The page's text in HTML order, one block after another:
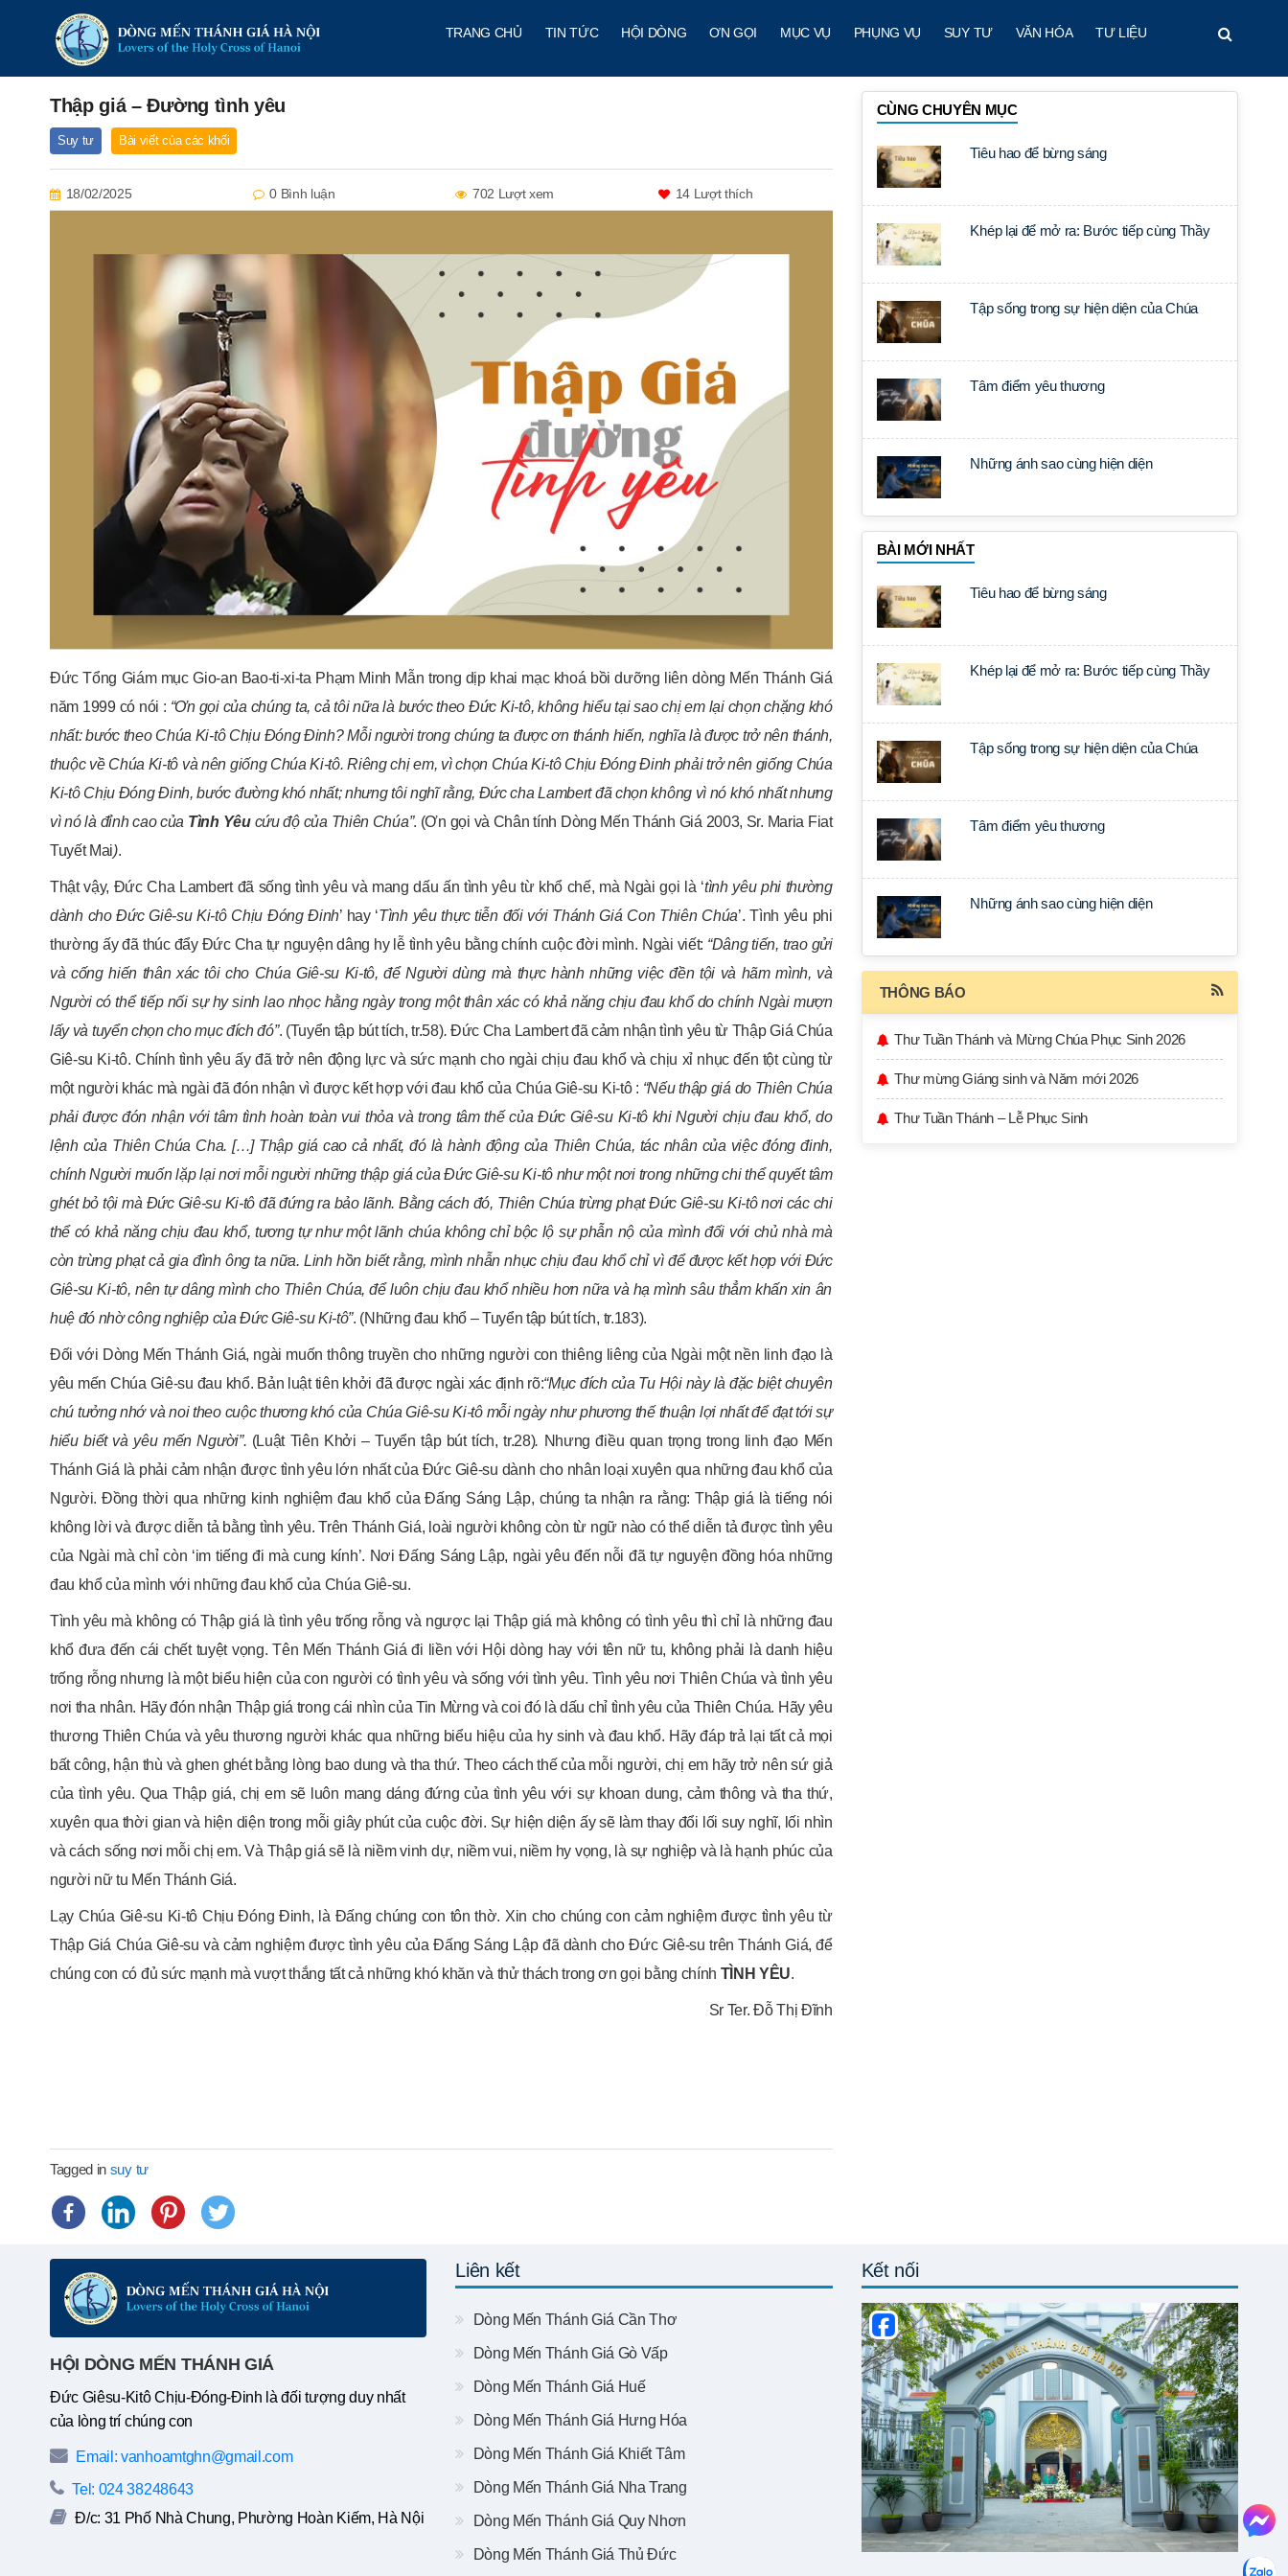
TRANG CHỦ TIN TỨC HỘI DÒNG ƠN GỌI MỤC VỤ PHỤNG VỤ SUY TƯ VĂN HÓA TƯ LIỆU
Thập giá – Đường tình yêu
Suy tư Bài viết của các khối
18/02/2025 0 Bình luận 702 Lượt xem 14 Lượt thích
Đức Tổng Giám mục Gio-an Bao-ti-xi-ta Phạm Minh Mẫn trong dịp khai mạc khoá bồi dưỡng liên dòng Mến Thánh Giá
năm 1999 có nói : “Ơn gọi của chúng ta, cả tôi nữa là bước theo Đức Ki-tô, không hiểu tại sao chị em lại chọn chặng khó
nhất: bước theo Chúa Ki-tô Chịu Đóng Đinh? Mỗi người trong chúng ta được ơn thánh hiến, nghĩa là được trở nên thánh,
thuộc về Chúa Ki-tô và nên giống Chúa Ki-tô. Riêng chị em, vì chọn Chúa Ki-tô Chịu Đóng Đinh phải trở nên giống Chúa
Ki-tô Chịu Đóng Đinh, bước đường khó nhất; nhưng tôi nghĩ rằng, Đức cha Lambert đã chọn không vì nó khó nhất nhưng
vì nó là đỉnh cao của Tình Yêucứu độ của Thiên Chúa”. (Ơn gọi và Chân tính Dòng Mến Thánh Giá 2003, Sr. Maria Fiat
Tuyết Mai).
Thật vậy, Đức Cha Lambert đã sống tình yêu và mang dấu ấn tình yêu từ khổ chế, mà Ngài gọi là ‘tình yêu phi thường
dành cho Đức Giê-su Ki-tô Chịu Đóng Đinh’ hay ‘Tình yêu thực tiễn đối với Thánh Giá Con Thiên Chúa’. Tình yêu phi
thường ấy đã thúc đẩy Đức Cha tự nguyện dâng hy lễ tình yêu bằng chính cuộc đời mình. Ngài viết: “Dâng tiến, trao gửi
và cống hiến thân xác tôi cho Chúa Giê-su Ki-tô, để Người dùng mà thực hành những việc đền tội và hãm mình, và
Người có thể tiếp nối sự hy sinh lao nhọc hằng ngày trong một thân xác có khả năng chịu đau khổ do chính Ngài mượn
lấy và tuyển chọn cho mục đích đó”. (Tuyển tập bút tích, tr.58). Đức Cha Lambert đã cảm nhận tình yêu từ Thập Giá Chúa
Giê-su Ki-tô. Chính tình yêu ấy đã trở nên động lực và sức mạnh cho ngài chịu đau khổ và chịu xỉ nhục đến tột cùng từ
một người khác mà ngài đã đón nhận vì được kết hợp với đau khổ của Chúa Giê-su Ki-tô : “Nếuthập giá do Thiên Chúa
phảiđượcđón nhận với tâm tìnhhoàn toàn vui thỏa và trong tâm thế của Đức Giê-su Ki-tô khi Người chịu đau khổ,do
lệnh của Thiên Chúa Cha. […] Thập giá cao cả nhất, đó là hành động của Thiên Chúa, tác nhân của việc đóng đinh,
chính Người muốn lặp lạinơimỗi ngườinhững thập giá củaĐứcGiê-su Ki-tô như một nơi trong những chi thể quyết tâm
ghét bỏ tội mà ĐứcGiê-su Ki-tô đã đứng ra bảo lãnh. Bằng cách đó, Thiên Chúa trừng phạt ĐứcGiê-su Ki-tônơi các chi
thể có khả năng chịu đau khổ,tương tựnhư một lãnh chúakhông chỉ bộc lộ sựphẫn nộ của mình đối với chủ nhà mà
còntrừng phạtcả gia đìnhông ta nữa. Linh hồn biết rằng, mình nhẫn nhục chịu đau khổ chỉvìđể được kết hợp với Đức
Giê-su Ki-tô, nên tựdâng mình cho Thiên Chúa,để luôn chịu đau khổ nhiều hơn nữa và hạ mình sâu thẳm khấn xin ân
huệ đó nhờ công nghiệp của ĐứcGiê-su Ki-tô”. (Những đau khổ – Tuyển tập bút tích, tr.183).
Đối với Dòng Mến Thánh Giá, ngài muốn thông truyền cho những người con thiêng liêng của Ngài một nền linh đạo là
yêu mến Chúa Giê-su đau khổ. Bản luật tiên khởi đã được ngài xác định rõ:“Mục đích của Tu Hội này là đặc biệt chuyên
chú tưởng nhớ và noi theo cuộc thương khó của Chúa Giê-su Ki-tô mỗi ngày như phương thế thuận lợi nhất để đạt tới sự
hiểu biết và yêu mến Người”. (Luật Tiên Khởi – Tuyển tập bút tích, tr.28). Nhưng điều quan trọng trong linh đạo Mến
Thánh Giá là phải cảm nhận được tình yêu lớn nhất của Đức Giê-su dành cho nhân loại xuyên qua những đau khổ của
Người. Đồng thời qua những kinh nghiệm đau khổ của Đấng Sáng Lập, chúng ta nhận ra rằng: Thập giá là tiếng nói
không lời và được diễn tả bằng tình yêu. Trên Thánh Giá, loài người không còn từ ngữ nào có thể diễn tả được tình yêu
của Ngài mà chỉ còn ‘im tiếng đi mà cung kính’. Nơi Đấng Sáng Lập, ngài yêu đến nỗi đã tự nguyện đồng hóa những
đau khổ của mình với những đau khổ của Chúa Giê-su.
Tình yêu mà không có Thập giá là tình yêu trống rỗng và ngược lại Thập giá mà không có tình yêu thì chỉ là những đau
khổ đưa đến cái chết tuyệt vọng. Tên Mến Thánh Giá đi liền với Hội dòng hay với tên nữ tu, không phải là danh hiệu
trống rỗng nhưng là một biểu hiện của con người có tình yêu và sống với tình yêu. Tình yêu nơi Thiên Chúa và tình yêu
nơi tha nhân. Hãy đón nhận Thập giá trong cái nhìn của Tin Mừng và coi đó là dấu chỉ tình yêu của Thiên Chúa. Hãy yêu
thương Thiên Chúa và yêu thương người khác qua những biểu hiệu của hy sinh và đau khổ. Hãy đáp trả lại tất cả mọi
bất công, hận thù và ghen ghét bằng lòng bao dung và tha thứ. Theo cách thế của mỗi người, chị em hãy trở nên sứ giả
của tình yêu. Qua Thập giá, chị em sẽ luôn mang dáng đứng của tình yêu với sự khoan dung, cảm thông và tha thứ,
xuyên qua thời gian và hiện diện trong mỗi giây phút của cuộc đời. Sự hiện diện ấy sẽ làm thay đổi lối suy nghĩ, lối nhìn
và cách sống nơi mỗi chị em. Và Thập giá sẽ là niềm vinh dự, niềm vui, niềm hy vọng, là sự nghiệp và là hạnh phúc của
người nữ tu Mến Thánh Giá.
Lạy Chúa Giê-su Ki-tô Chịu Đóng Đinh, là Đấng chúng con tôn thờ. Xin cho chúng con cảm nghiệm được tình yêu từ
Thập Giá Chúa Giê-su và cảm nghiệm được tình yêu của Đấng Sáng Lập đã dành cho Đức Giê-su trên Thánh Giá, để
chúng con có đủ sức mạnh mà vượt thắng tất cả những khó khăn và thử thách trong ơn gọi bằng chính TÌNH YÊU.
Sr Ter. Đỗ Thị Đĩnh
Tagged in suy tư
CÙNG CHUYÊN MỤC
Tiêu hao để bừng sáng
Khép lại để mở ra: Bước tiếp cùng Thầy
Tập sống trong sự hiện diện của Chúa
Tâm điểm yêu thương
Những ánh sao cùng hiện diện
BÀI MỚI NHẤT
Tiêu hao để bừng sáng
Khép lại để mở ra: Bước tiếp cùng Thầy
Tập sống trong sự hiện diện của Chúa
Tâm điểm yêu thương
Những ánh sao cùng hiện diện
THÔNG BÁO
Thư Tuần Thánh và Mừng Chúa Phục Sinh 2026
Thư mừng Giáng sinh và Năm mới 2026
Thư Tuần Thánh – Lễ Phục Sinh
HỘI DÒNG MẾN THÁNH GIÁ
Đức Giêsu-Kitô Chịu-Đóng-Đinh là đối tượng duy nhất
của lòng trí chúng con
Email: vanhoamtghn@gmail.com
Tel: 024 38248643
Đ/c: 31 Phố Nhà Chung, Phường Hoàn Kiếm, Hà Nội
Liên kết
Dòng Mến Thánh Giá Cần Thơ
Dòng Mến Thánh Giá Gò Vấp
Dòng Mến Thánh Giá Huế
Dòng Mến Thánh Giá Hưng Hóa
Dòng Mến Thánh Giá Khiết Tâm
Dòng Mến Thánh Giá Nha Trang
Dòng Mến Thánh Giá Quy Nhơn
Dòng Mến Thánh Giá Thủ Đức
Kết nối